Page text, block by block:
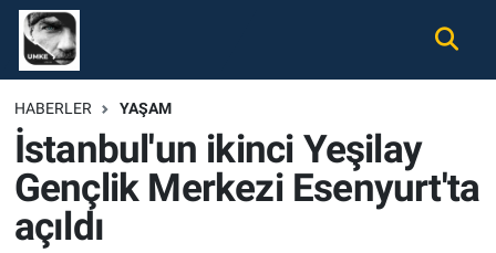
HABERLER YAŞAM
İstanbul'un ikinci Yeşilay
Gençlik Merkezi Esenyurt'ta
açıldı
Gündem
Ekonomi
Spor
Nöbetçi Eczaneler
Hava Durumu
Namaz Vakitleri